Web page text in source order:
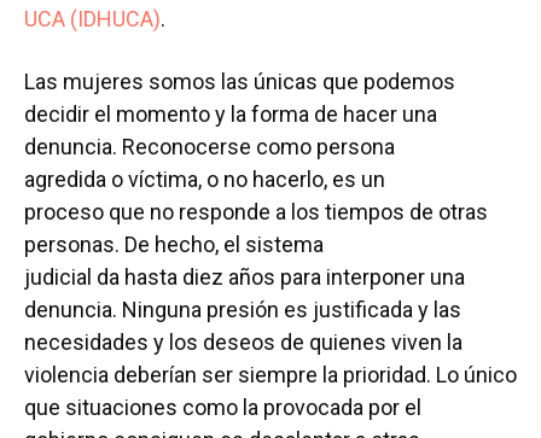
UCA (IDHUCA).
Las mujeres somos las únicas que podemos
decidir el momento y la forma de hacer una
denuncia. Reconocerse como persona
agredida o víctima, o no hacerlo, es un
proceso que no responde a los tiempos de otras
personas. De hecho, el sistema
judicial da hasta diez años para interponer una
denuncia. Ninguna presión es justificada y las
necesidades y los deseos de quienes viven la
violencia deberían ser siempre la prioridad. Lo único
que situaciones como la provocada por el